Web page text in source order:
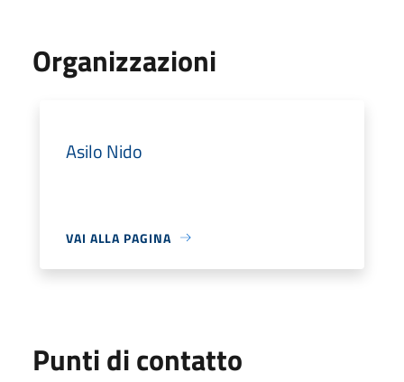
Organizzazioni
Asilo Nido
VAI ALLA PAGINA
Punti di contatto